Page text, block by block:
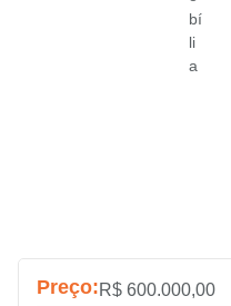
bí
li
a
Preço:R$ 600.000,00